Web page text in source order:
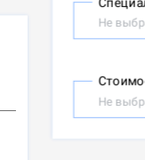
Не
Не